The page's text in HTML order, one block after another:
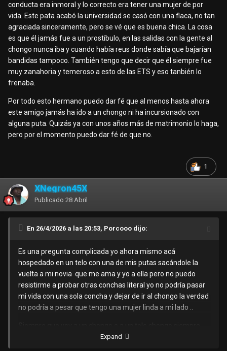
conducta era inmoral y lo correcto era tener una mujer de por
vida. Este pata acabó la universidad se casó con una flaca, no tan
agraciada sinceramente, pero se vé que es buena chica. La cosa
es que él jamás fue a un prostíbulo, en las salidas con la gente al
chongo nunca iba y cuando había reus donde sabía que bajarían
bandidas tampoco. También tengo que decir que él siempre fue
muy zanahoria y temeroso a esto de las ETS y eso tanbién lo
frenaba.
Por todo esto hermano puedo dar fé que al menos hasta ahora
este amigo jamás ha ido a un chongo ni ha incursionado con
alguna puta. Quizás ya con unos años más de matrimonio lo haga,
pero por el momento puedo dar fé de que no.
1
XNegron45X
Publicado 28 Abril
En 26/4/2026 a las 20:53, Porcooo dijo:
Es una pregunta complicada yo ahora mismo acá
hospedado en un telo con una de mis putas sacándole la
vuelta a mi novia que me ama y yo a ella pero no puedo
resistirme a probar otras conchas literal yo no podría pasar
mi vida con una sola concha y dejar de ir al chongo la verdad
no podría a pesar que tengo una mujer linda a mi lado ..
hay hombres que son casados o están de novios y aún así
Expand